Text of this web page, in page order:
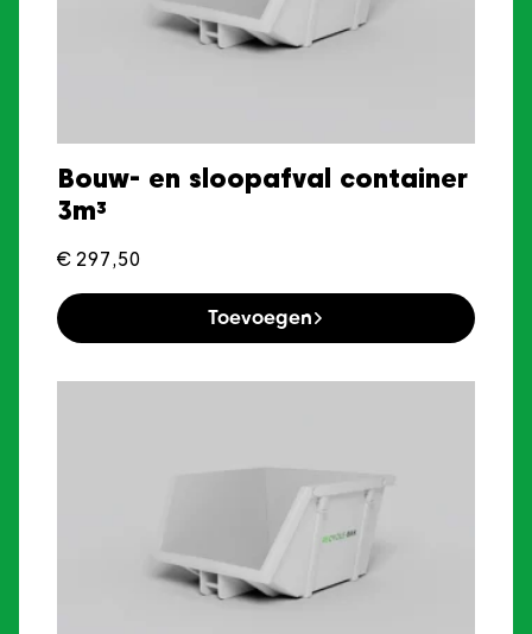
Bouw- en sloopafval container
3m³
€ 297,50
Toevoegen